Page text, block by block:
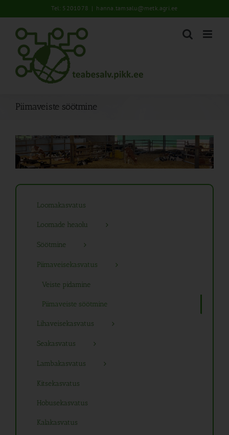
to
content
Tel: 5201078 | hanna.tamsalu@metk.agri.ee
Piimaveiste söötmine
Loomakasvatus
Loomade heaolu
Söötmine
Piimaveisekasvatus
Veiste pidamine
Piimaveiste söötmine
Lihaveisekasvatus
Seakasvatus
Lambakasvatus
Kitsekasvatus
Hobusekasvatus
Kalakasvatus